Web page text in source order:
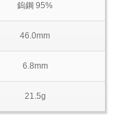
鎢鋼 95%
46.0mm
6.8mm
21.5g